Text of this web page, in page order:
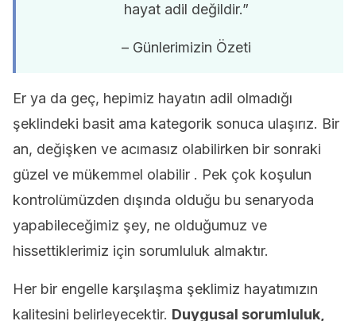
hayat adil değildir.”
– Günlerimizin Özeti
Er ya da geç, hepimiz hayatın adil olmadığı
şeklindeki basit ama kategorik sonuca ulaşırız. Bir
an, değişken ve acımasız olabilirken bir sonraki
güzel ve mükemmel olabilir . Pek çok koşulun
kontrolümüzden dışında olduğu bu senaryoda
yapabileceğimiz şey, ne olduğumuz ve
hissettiklerimiz için sorumluluk almaktır.
Her bir engelle karşılaşma şeklimiz hayatımızın
kalitesini belirleyecektir. Duygusal sorumluluk,